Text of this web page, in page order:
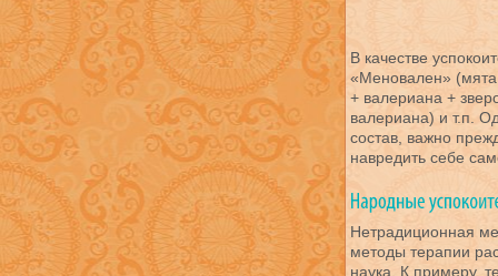
В качестве
«Меновален»
+ валериана +
валериана) и т.п.
состав, важно
навредить себе
Нетрадиционная
методы терапии
наука. К примеру,